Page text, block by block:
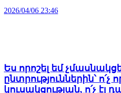
2026/04/06 23:46
Ես որոշել եմ
ընտրություններին՝ ո՛չ
կուսակցության, ո՛չ էլ